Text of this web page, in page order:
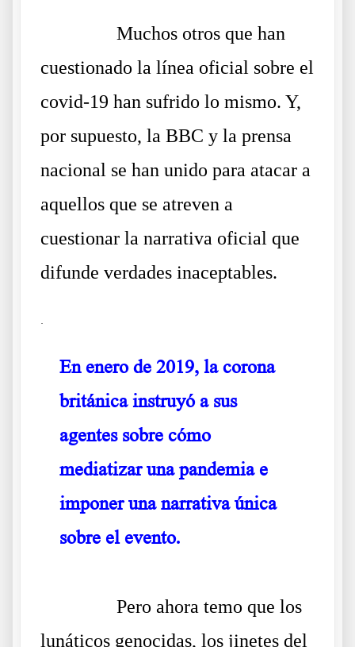
Muchos otros que han
cuestionado la línea oficial sobre el
covid-19 han sufrido lo mismo. Y,
por supuesto, la BBC y la prensa
nacional se han unido para atacar a
aquellos que se atreven a
cuestionar la narrativa oficial que
difunde verdades inaceptables.
En enero de 2019, la corona
británica instruyó a sus
agentes sobre cómo
mediatizar una pandemia e
imponer una narrativa única
sobre el evento.
Pero ahora temo que los
lunáticos genocidas, los jinetes del